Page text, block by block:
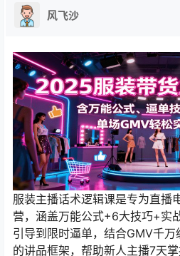
风飞沙
服装主播话术逻辑课是专为直播
营，涵盖万能公式+6大技巧+实
引导到限时逼单，结合GMV千
的讲品框架，帮助新人主播7天